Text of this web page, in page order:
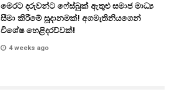
මෙරට දරුවන්ට ෆේස්බුක් ඇතුළු සමාජ මාධ්‍ය
සීමා කිරීමේ සූදානමක්! අගමැතිනියගෙන්
විශේෂ හෙළිදරව්වක්!
4 weeks ago